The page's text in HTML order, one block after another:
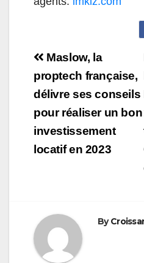
Navigation
de
l’article
Maslow, la
proptech française,
délivre ses conseils
pour réaliser un bon
investissement
locatif en 2023
By